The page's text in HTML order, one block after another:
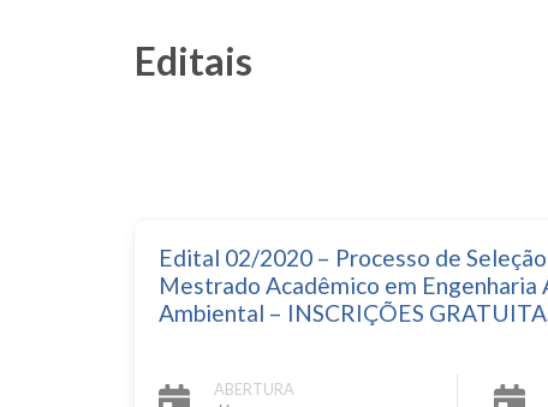
Editais
Edital 02/2020 – Processo de
Mestrado Acadêmico em Engenharia
Ambiental – INSCRIÇÕES
ABERTURA